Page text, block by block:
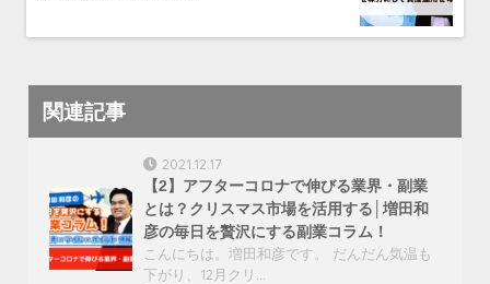
関連記事
2021.12.17
【2】アフターコロナで伸びる業界・副業
とは？クリスマス市場を活用する│増田和
彦の毎日を贅沢にする副業コラム！
こんにちは。増田和彦です。 だんだん気温も
下がり、12月クリ…